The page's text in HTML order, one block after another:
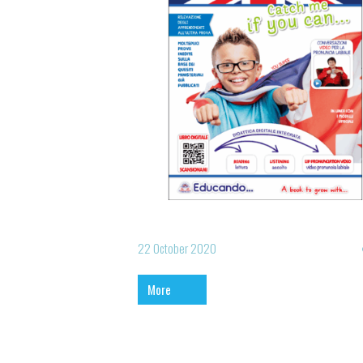
22 October 2020
More